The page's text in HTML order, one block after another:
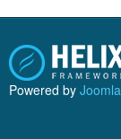
Powered by